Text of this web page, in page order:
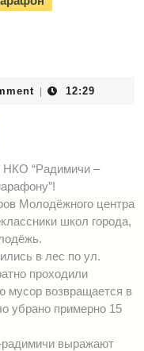
12:29
НКО “Радимичи –
Молодёжного центра
школ города,
в лес по ул.
проходили
мусор возвращается в
убрано примерно 15
выражают